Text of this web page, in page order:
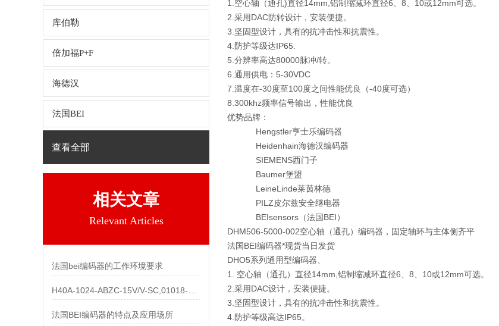
库伯勒
倍加福P+F
海德汉
法国BEI
查看全部
相关文章
Relevant Articles
法国bei编码器的工作环境要求
法国BEI编码器的特点及应用场所
1.空心轴（通孔)直径14mm,铝制缩减环直径6、8、10或12mm可选。
2.采用DAC防转设计，安装便捷。
3.坚固型设计，具有的抗冲击性和抗震性。
4.防护等级达IP65.
5.分辨率高达80000脉冲/转。
6.通用供电：5-30VDC
7.温度在-30度至100度之间性能优良（-40度可选）
8.300khz频率信号输出，性能优良
优势品牌：
Hengstler亨士乐编码器
Heidenhain海德汉编码器
SIEMENS西门子
Baumer堡盟
LeineLinde莱茵林德
PILZ皮尔兹安全继电器
BEIsensors（法国BEI）
DHM506-5000-002空心轴（通孔）编码器，固定轴环与主体侧齐平
法国BEI编码器*现货当日发货
DHO5系列通用型编码器、
1. 空心轴（通孔）直径14mm,铝制缩减环直径6、8、10或12mm可选。
2.采用DAC设计，安装便捷。
3.坚固型设计，具有的抗冲击性和抗震性。
4.防护等级高达IP65。